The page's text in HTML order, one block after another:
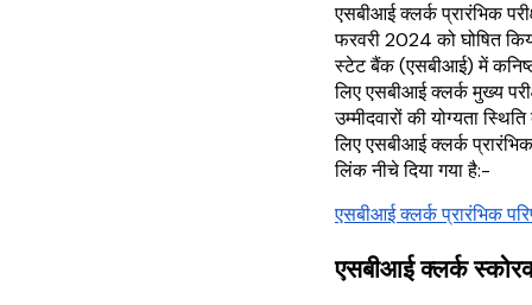
एसबीआई क्लर्क प्रारंभिक
फरवरी 2024 को घोषित
स्टेट बैंक (एसबीआई) में
लिए एसबीआई क्लर्क मुख्य
उम्मीदवारों की योग्यता
लिए एसबीआई क्लर्क
लिंक नीचे दिया गया है:-
एसबीआई क्लर्क प्रारंभिक
एसबीआई क्लर्क